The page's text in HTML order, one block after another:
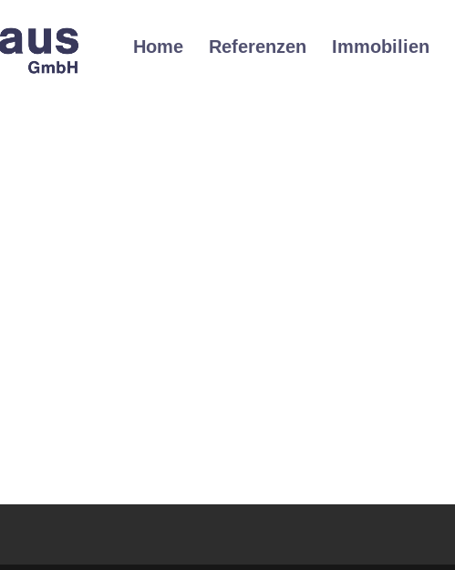
Home Referenzen Immobilien